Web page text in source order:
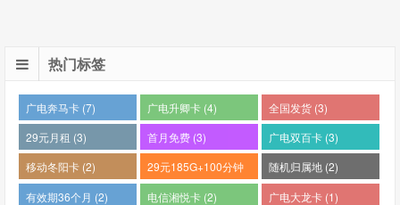
热门标签
广电奔马卡 (7) 广电升卿卡 (4)
全国发货 (3)
29元月租 (3)
首月免费 (3)
广电双百卡 (3)
移动冬阳卡 (2)
29元185G+100分钟
(2)
随机归属地 (2)
有效期36个月 (2)
电信湘悦卡 (2)
广电大龙卡 (1)